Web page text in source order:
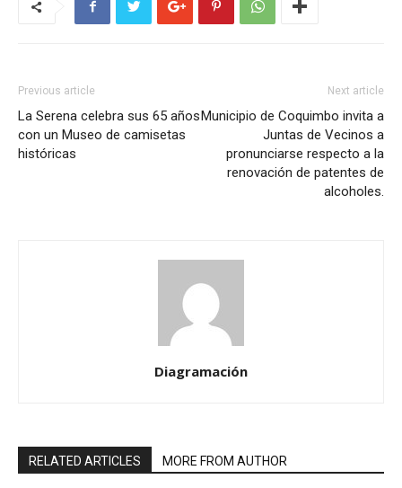
Previous article
La Serena celebra sus 65 años
con un Museo de camisetas
históricas
Next article
Municipio de Coquimbo invita a
Juntas de Vecinos a
pronunciarse respecto a la
renovación de patentes de
alcoholes.
Diagramación
RELATED ARTICLES MORE FROM AUTHOR